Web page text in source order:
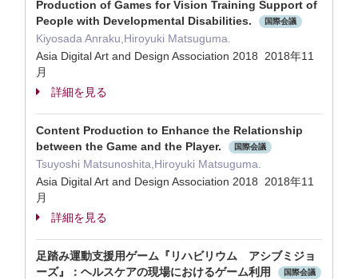
Production of Games for Vision Training Support of
People with Developmental Disabilities.
国際会議
Kiyosada Anraku,Hiroyuki Matsuguma.
Asia Digital Art and Design Association 2018 2018年11
月
詳細を見る
Content Production to Enhance the Relationship
between the Game and the Player.
国際会議
Tsuyoshi Matsunoshita,Hiroyuki Matsuguma.
Asia Digital Art and Design Association 2018 2018年11
月
詳細を見る
足踏み運動支援用ゲーム『リハビリウム アシブミジョ
ーズ』：ヘルスケアの現場におけるゲーム利用
国際会議